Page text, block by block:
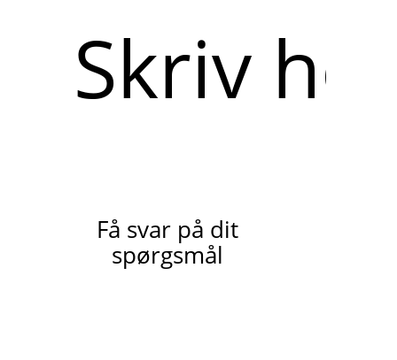
her
Få svar på dit
spørgsmål